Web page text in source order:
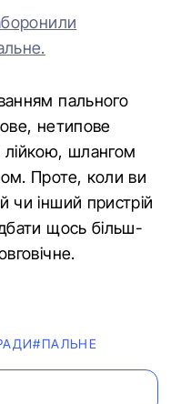
пального
нетипове
шлангом
Проте, коли ви
чи інший пристрій
щось більш-
#ПАЛЬНЕ